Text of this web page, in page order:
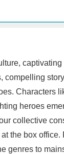
Characters
heroes
collective
the box
genres to